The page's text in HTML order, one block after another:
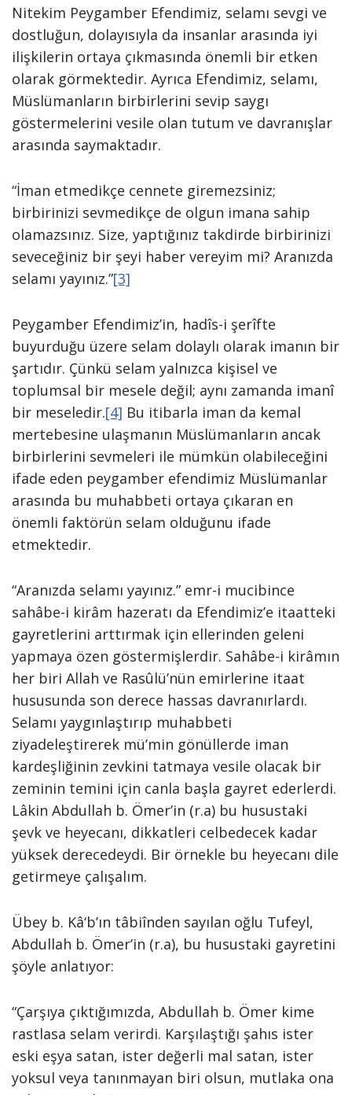
Nitekim Peygamber Efendimiz, selamı sevgi ve
dostluğun, dolayısıyla da insanlar arasında iyi
ilişkilerin ortaya çıkmasında önemli bir etken
olarak görmektedir. Ayrıca Efendimiz, selamı,
Müslümanların birbirlerini sevip saygı
göstermelerini vesile olan tutum ve davranışlar
arasında saymaktadır.
“İman etmedikçe cennete giremezsiniz;
birbirinizi sevmedikçe de olgun imana sahip
olamazsınız. Size, yaptığınız takdirde birbirinizi
seveceğiniz bir şeyi haber vereyim mi? Aranızda
selamı yayınız.”[3]
Peygamber Efendimiz’in, hadîs-i şerîfte
buyurduğu üzere selam dolaylı olarak imanın bir
şartıdır. Çünkü selam yalnızca kişisel ve
toplumsal bir mesele değil; aynı zamanda imanî
bir meseledir.[4] Bu itibarla iman da kemal
mertebesine ulaşmanın Müslümanların ancak
birbirlerini sevmeleri ile mümkün olabileceğini
ifade eden peygamber efendimiz Müslümanlar
arasında bu muhabbeti ortaya çıkaran en
önemli faktörün selam olduğunu ifade
etmektedir.
“Aranızda selamı yayınız.” emr-i mucibince
sahâbe-i kirâm hazeratı da Efendimiz’e itaatteki
gayretlerini arttırmak için ellerinden geleni
yapmaya özen göstermişlerdir. Sahâbe-i kirâmın
her biri Allah ve Rasûlü’nün emirlerine itaat
hususunda son derece hassas davranırlardı.
Selamı yaygınlaştırıp muhabbeti
ziyadeleştirerek mü’min gönüllerde iman
kardeşliğinin zevkini tatmaya vesile olacak bir
zeminin temini için canla başla gayret ederlerdi.
Lâkin Abdullah b. Ömer’in (r.a) bu husustaki
şevk ve heyecanı, dikkatleri celbedecek kadar
yüksek derecedeydi. Bir örnekle bu heyecanı dile
getirmeye çalışalım.
Übey b. Kâ‘b’ın tâbiînden sayılan oğlu Tufeyl,
Abdullah b. Ömer’in (r.a), bu husustaki gayretini
şöyle anlatıyor:
“Çarşıya çıktığımızda, Abdullah b. Ömer kime
rastlasa selam verirdi. Karşılaştığı şahıs ister
eski eşya satan, ister değerli mal satan, ister
yoksul veya tanınmayan biri olsun, mutlaka ona